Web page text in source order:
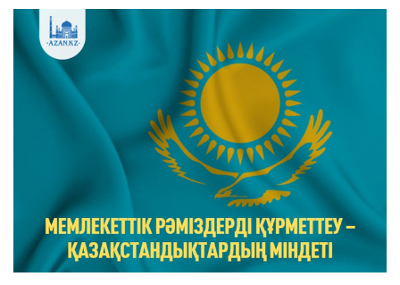
Таңдаулыға
қосу
режимі